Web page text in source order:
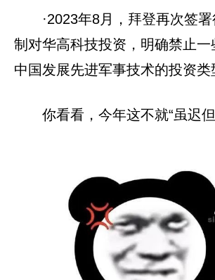
·2023年8月，拜登再次签
制对华高科技投资，明确禁止
中国发展先进军事技术的投资类
你看看，今年这不就“虽迟